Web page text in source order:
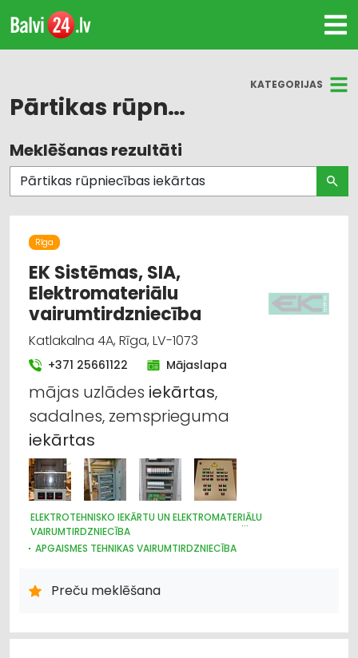
KATEGORIJAS
Pārtikas rūpniecības iekārtas
Visas nozares
Metālizstrādājumi
rezerves daļas
Pārtikas rūpniecības iekārtas
Ventilācijas un kondicionēšanas sistēmas un
iekārtas telpām
Būvmateriālu, būvkonstrukciju tirdzniecība
Būvmateriālu, būvkonstrukciju
vairumtirdzniecība
Dizains un interjers; priekšmeti un pakalpojumi
Krāsas, lakas, būvķīmija: tirdzniecība
Krāsas, lakas, būvķīmija: vairumtirdzniecība
Meklēšanas rezultāti
Rīga
EK Sistēmas, SIA,
Elektromateriālu
vairumtirdzniecība
Katlakalna 4A, Rīga, LV-1073
+371 25661122 Mājaslapa
mājas uzlādes iekārtas,
sadalnes, zemsprieguma
iekārtas
ELEKTROTEHNISKO IEKĀRTU UN ELEKTROMATERIĀLU
VAIRUMTIRDZNIECĪBA
APGAISMES TEHNIKAS VAIRUMTIRDZNIECĪBA
TIRDZNIECĪBA
Preču meklēšana